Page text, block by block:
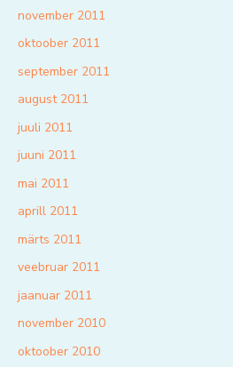
november 2011
oktoober 2011
september 2011
august 2011
juuli 2011
juuni 2011
mai 2011
aprill 2011
märts 2011
veebruar 2011
jaanuar 2011
november 2010
oktoober 2010